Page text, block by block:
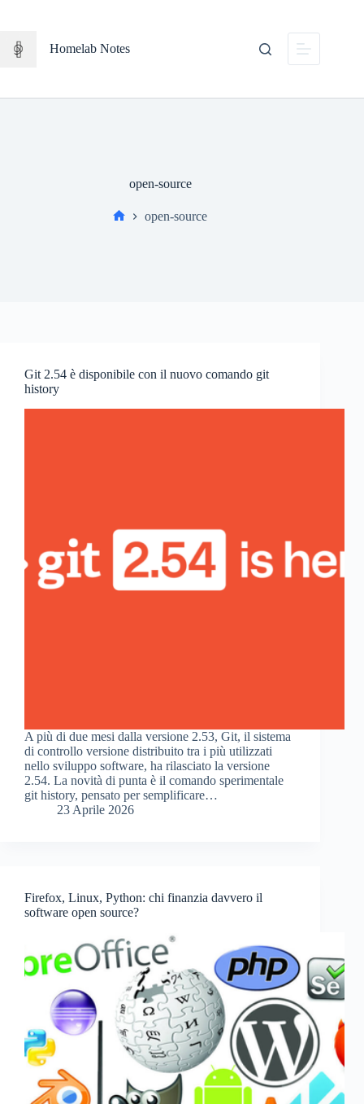
Homelab Notes
open-source
open-source
Git 2.54 è disponibile con il nuovo comando git
history
A più di due mesi dalla versione 2.53, Git, il sistema
di controllo versione distribuito tra i più utilizzati
nello sviluppo software, ha rilasciato la versione
2.54. La novità di punta è il comando sperimentale
git history, pensato per semplificare…
23 Aprile 2026
Firefox, Linux, Python: chi finanzia davvero il
software open source?